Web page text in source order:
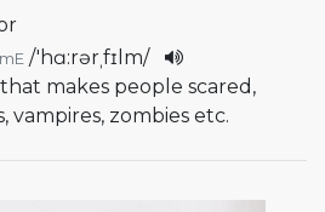
/'hɑ:rərˌfɪlm/
makes people scared,
vampires, zombies etc.